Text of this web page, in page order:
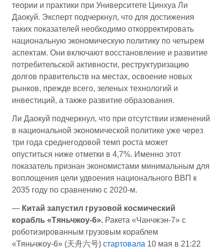
теории и практики при Университете Цинхуа Ли
Даокуй. Эксперт подчеркнул, что для достижения
таких показателей необходимо откорректировать
национальную экономическую политику по четырем
аспектам. Они включают восстановление и развитие
потребительской активности, реструктуризацию
долгов правительств на местах, освоение новых
рынков, прежде всего, зеленых технологий и
инвестиций, а также развитие образования.
Ли Даокуй подчеркнул, что при отсутствии изменений
в национальной экономической политике уже через
три года среднегодовой темп роста может
опуститься ниже отметки в 4,7%. Именно этот
показатель признан экономистами минимальным для
воплощения цели удвоения национального ВВП к
2035 году по сравнению с 2020-м.
— Китай запустил грузовой космический
корабль «Тяньчжоу-6». Ракета «Чанчжэн-7» с
роботизированным грузовым кораблем
«Тяньчжоу-6» (天舟六号) стартовала 10 мая в 21:22